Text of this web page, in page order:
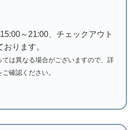
～21:00、チェックアウト
ります。
は異なる場合がございますので、詳
ご確認ください。